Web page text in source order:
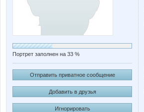
Портрет заполнен на 33 %
Отправить приватное сообщение
Добавить в друзья
Игнорировать